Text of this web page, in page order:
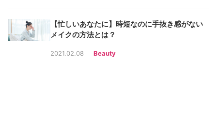
【忙しいあなたに】時短なのに手抜き感がない
メイクの方法とは？
2021.02.08 Beauty